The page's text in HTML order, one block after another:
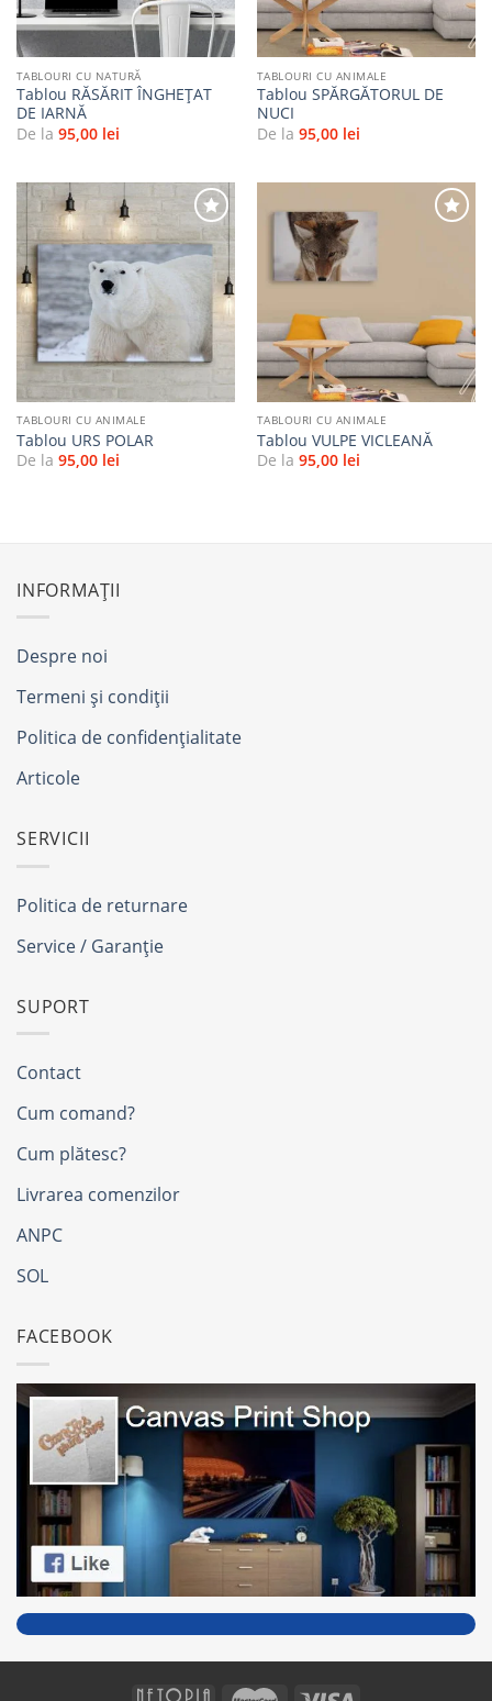
TABLOURI CU NATURĂ
Tablou RĂSĂRIT ÎNGHEȚAT
DE IARNĂ
De la 95,00 lei
TABLOURI CU ANIMALE
Tablou SPĂRGĂTORUL DE
NUCI
De la 95,00 lei
Adaugă
TABLOURI CU ANIMALE
Tablou URS POLAR
De la 95,00 lei
TABLOURI CU ANIMALE
Tablou VULPE VICLEANĂ
De la 95,00 lei
INFORMAȚII
Despre noi
Termeni și condiții
Politica de confidențialitate
Articole
SERVICII
Politica de returnare
Service / Garanție
SUPORT
Contact
Cum comand?
Cum plătesc?
Livrarea comenzilor
ANPC
SOL
FACEBOOK